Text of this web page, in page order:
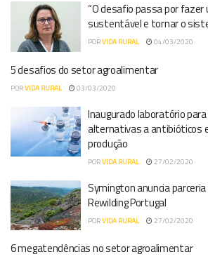
“O desafio passa por
sustentável e tornar o
PORVIDA RURAL 04/03/2020
5 desafios do setor agroalimentar
PORVIDA RURAL 03/03/2020
Inaugurado laboratório
alternativas a antibióticos
produção
PORVIDA RURAL 27/02/2020
Symington anuncia
Rewilding Portugal
PORVIDA RURAL 27/02/2020
6 megatendências no setor agroalimentar